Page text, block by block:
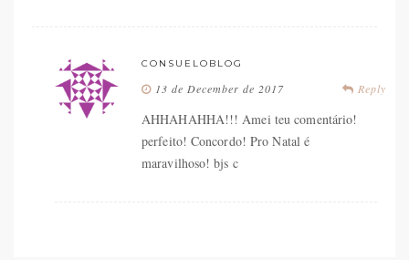
CONSUELOBLOG
Reply
13 de December de 2017
AHHAHAHHA!!! Amei teu comentário!
perfeito! Concordo! Pro Natal é
maravilhoso! bjs c